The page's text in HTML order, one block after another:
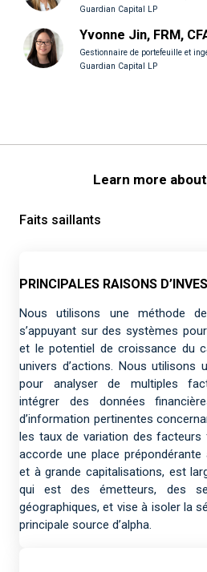
Guardian Capital LP
Yvonne Jin, FRM,
Gestionnaire de portefeuille et
Guardian Capital LP
Learn more
Faits saillants
PRINCIPALES RAISONS
Nous utilisons une méthode
s’appuyant sur des systèmes
et le potentiel de croissance du
univers d’actions. Nous utilisons
pour analyser de multiples
intégrer des données
d’information pertinentes
les taux de variation des facteurs
accorde une place
et à grande capitalisations, est
qui est des émetteurs, des
géographiques, et vise à isoler la
principale source d’alpha.